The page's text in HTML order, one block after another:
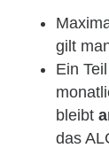
gilt
Ein
bleibt
das